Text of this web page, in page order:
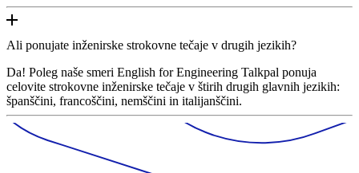
Ali ponujate inženirske strokovne tečaje v drugih jezikih?
Da! Poleg naše smeri English for Engineering Talkpal ponuja
celovite strokovne inženirske tečaje v štirih drugih glavnih jezikih:
španščini, francoščini, nemščini in italijanščini.